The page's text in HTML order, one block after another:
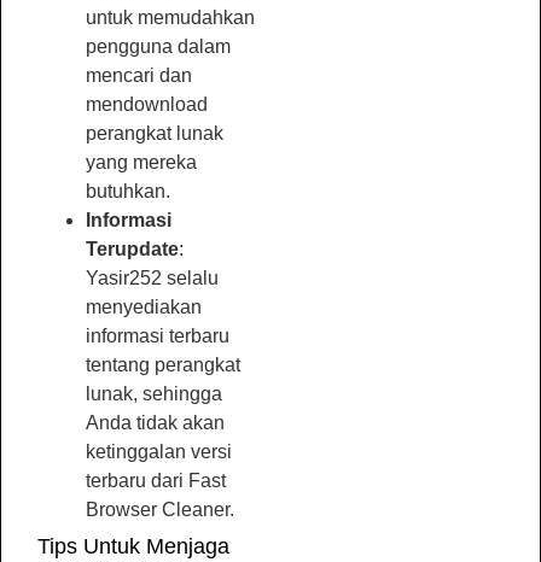
untuk memudahkan
pengguna dalam
mencari dan
mendownload
perangkat lunak
yang mereka
butuhkan.
Informasi
Terupdate:
Yasir252 selalu
menyediakan
informasi terbaru
tentang perangkat
lunak, sehingga
Anda tidak akan
ketinggalan versi
terbaru dari Fast
Browser Cleaner.
Tips Untuk Menjaga